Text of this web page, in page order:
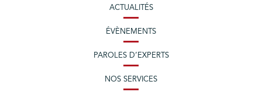
ACTUALITÉS
ÉVÈNEMENTS
PAROLES D’EXPERTS
NOS SERVICES